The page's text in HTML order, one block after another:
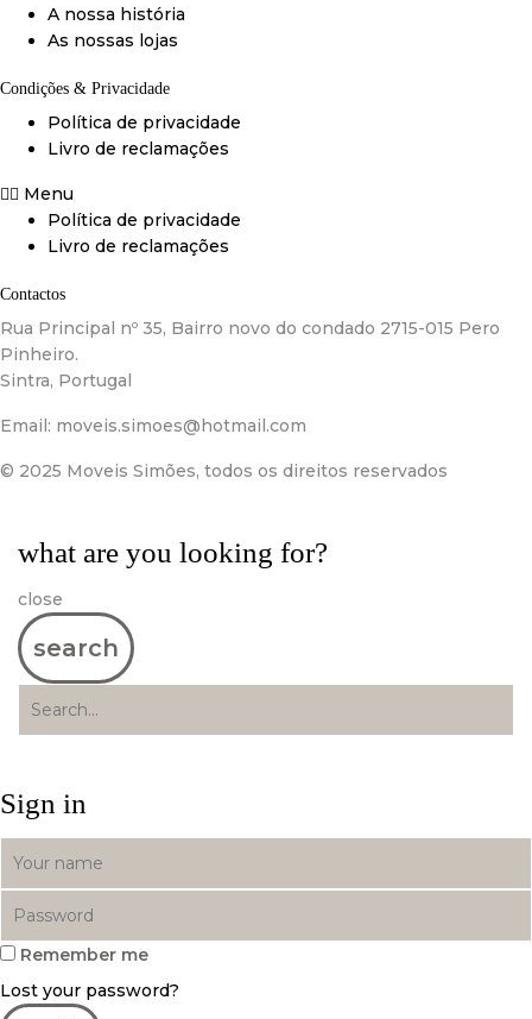
A nossa história
As nossas lojas
Condições & Privacidade
Política de privacidade
Livro de reclamações
Menu
Política de privacidade
Livro de reclamações
Contactos
Rua Principal nº 35, Bairro novo do condado 2715-015 Pero
Pinheiro.
Sintra, Portugal
Email: moveis.simoes@hotmail.com
© 2025 Moveis Simões, todos os direitos reservados
what are you looking for?
close
search
Sign in
Remember me
Lost your password?